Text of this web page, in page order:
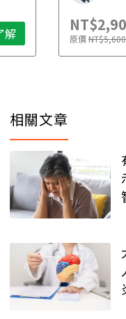
解 原價NT$5,600
相關文章